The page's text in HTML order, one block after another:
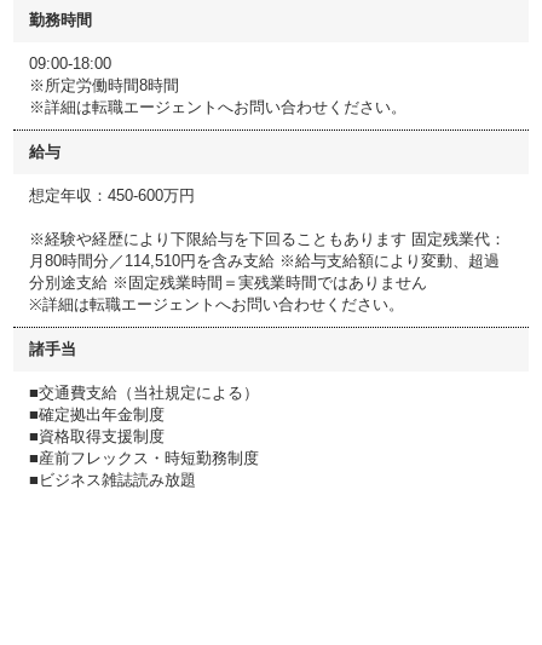
勤務時間
09:00-18:00
※所定労働時間8時間
※詳細は転職エージェントへお問い合わせください。
給与
想定年収：450-600万円
※経験や経歴により下限給与を下回ることもあります 固定残業代：
月80時間分／114,510円を含み支給 ※給与支給額により変動、超過
分別途支給 ※固定残業時間＝実残業時間ではありません
※詳細は転職エージェントへお問い合わせください。
諸手当
■交通費支給（当社規定による）
■確定拠出年金制度
■資格取得支援制度
■産前フレックス・時短勤務制度
■ビジネス雑誌読み放題